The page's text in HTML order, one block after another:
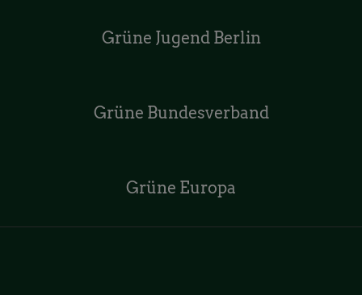
Grüne Jugend Berlin
Grüne Bundesverband
Grüne Europa